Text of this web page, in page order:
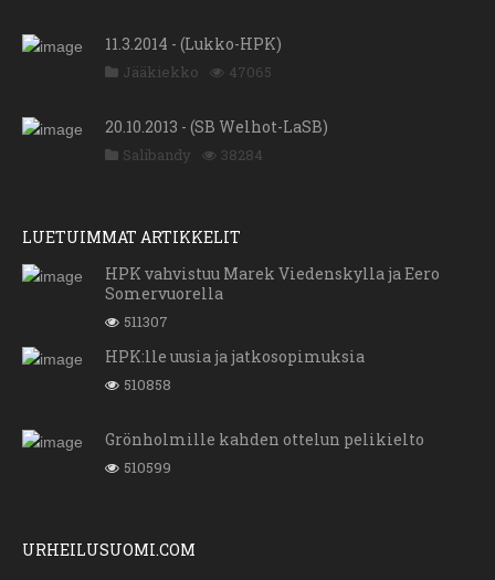
11.3.2014 - (Lukko-HPK)
Jääkiekko 47065
20.10.2013 - (SB Welhot-LaSB)
Salibandy 38284
LUETUIMMAT ARTIKKELIT
HPK vahvistuu Marek Viedenskylla ja Eero
Somervuorella
511307
HPK:lle uusia ja jatkosopimuksia
510858
Grönholmille kahden ottelun pelikielto
510599
URHEILUSUOMI.COM